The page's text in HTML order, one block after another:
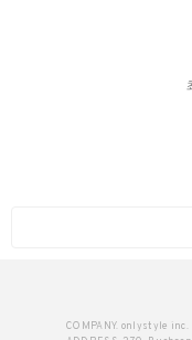
COMPANY. onlystyle inc.